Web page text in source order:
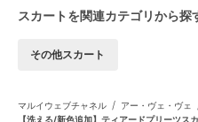
スカートを関連カテゴリから探
その他スカート
マルイウェブチャネル / アー・ヴェ・ヴェ
【洗える/新色追加】ティアードプリーツス